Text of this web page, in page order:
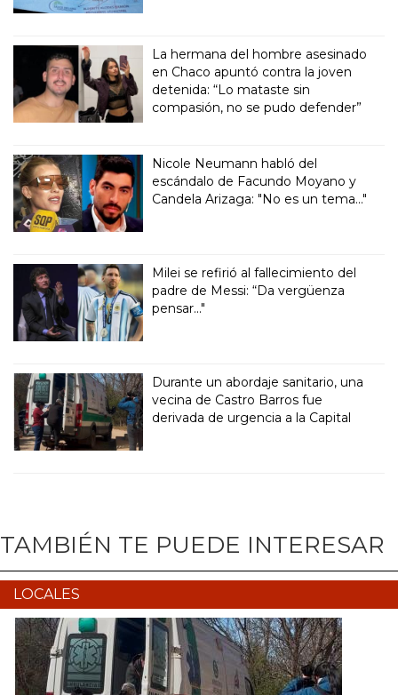
La hermana del hombre asesinado
en Chaco apuntó contra la joven
detenida: “Lo mataste sin
compasión, no se pudo defender”
Nicole Neumann habló del
escándalo de Facundo Moyano y
Candela Arizaga: "No es un tema..."
Milei se refirió al fallecimiento del
padre de Messi: “Da vergüenza
pensar..."
Durante un abordaje sanitario, una
vecina de Castro Barros fue
derivada de urgencia a la Capital
TAMBIÉN TE PUEDE INTERESAR
LOCALES